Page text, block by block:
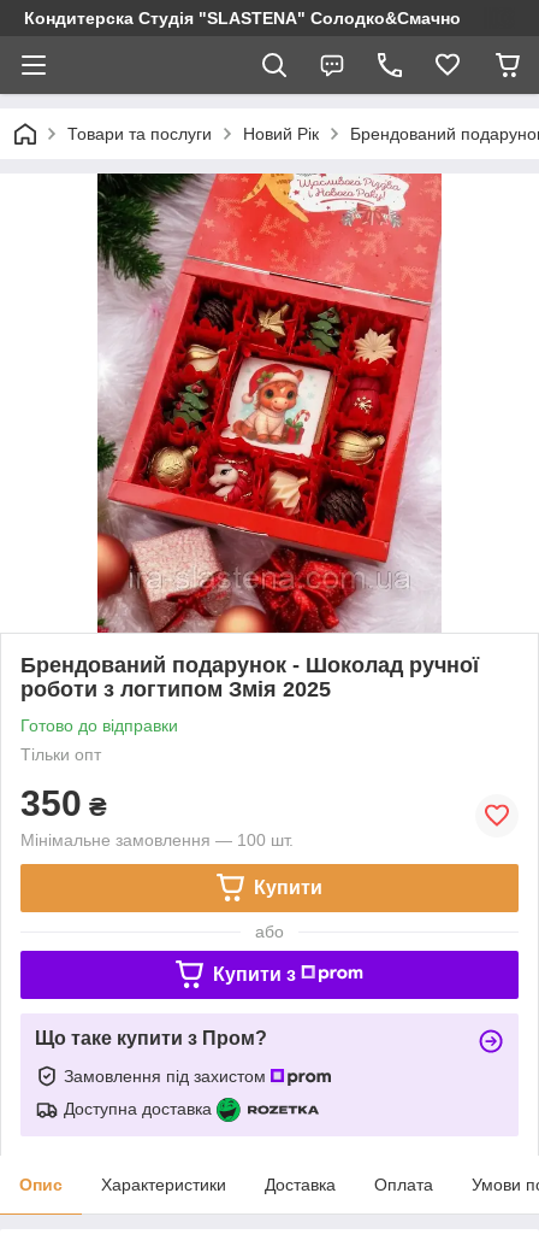
Кондитерска Студія "SLASTENA" Солодко&Смачно
Товари та послуги Новий Рік Брендований
Брендований подарунок - Шоколад ручної
роботи з логтипом Змія 2025
Готово до відправки
Тільки опт
350 ₴
Мінімальне замовлення — 100 шт.
Купити
або
Купити з
Що таке купити з Пром?
Замовлення під захистом
Доступна доставка
Опис Характеристики Доставка Оплата Умови